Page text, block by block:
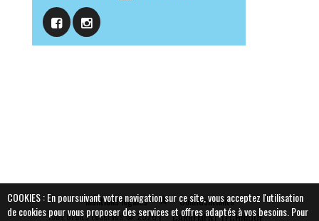
Mentions légales
Confidentialité
Tous droits réservés © 2026 |
CARREMENT TECHNIQUE
COOKIES : En poursuivant votre navigation sur ce site, vous acceptez l'utilisation
de cookies pour vous proposer des services et offres adaptés à vos besoins. Pour